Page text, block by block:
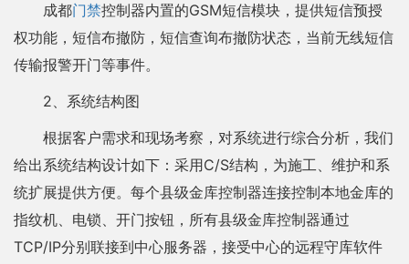
成都门禁控制器内置的GSM短信模块，提供短信预授
权功能，短信布撤防，短信查询布撤防状态，当前无线短信
传输报警开门等事件。
2、系统结构图
根据客户需求和现场考察，对系统进行综合分析，我们
给出系统结构设计如下：采用C/S结构，为施工、维护和系
统扩展提供方便。每个县级金库控制器连接控制本地金库的
指纹机、电锁、开门按钮，所有县级金库控制器通过
TCP/IP分别联接到中心服务器，接受中心的远程守库软件